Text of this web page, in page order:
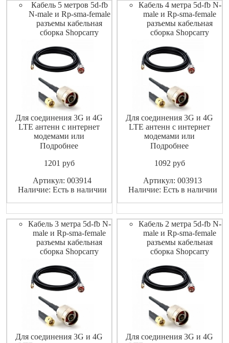
Кабель 5 метров 5d-fb
N-male и Rp-sma-female
разъемы кабельная
сборка Shopcarry
Для соединения 3G и 4G
LTE антенн с интернет
модемами или
маршрутизаторами
Высококачественный
не допускает значительных
потерь высокочастотного
Подробнее
1201 pуб
Артикул: 003914
Наличие: Есть в наличии
Кабель 4 метра 5d-fb N-
male и Rp-sma-female
разъемы кабельная
сборка Shopcarry
Для соединения 3G и 4G
LTE антенн с интернет
модемами или
маршрутизаторами
Высококачественный
не допускает значительных
потерь высокочастотного
Подробнее
1092 pуб
Артикул: 003913
Наличие: Есть в наличии
Кабель 3 метра 5d-fb N-
male и Rp-sma-female
разъемы кабельная
сборка Shopcarry
Для соединения 3G и 4G
Кабель 2 метра 5d-fb N-
male и Rp-sma-female
разъемы кабельная
сборка Shopcarry
Для соединения 3G и 4G